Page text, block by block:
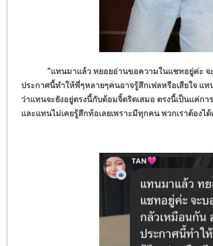
“แทนมาแล้ว ทยอยอ่านขอความในแชทอยู่ค่ะ จะ
ประกาศนี้ทำให้พี่ๆหลายๆคนอาจรู้สึกเฟลหรือเสียใจ แ
ว่าแทนจะยังอยู่ตรงนี้กับด้อมจิ้ดริดเสมอ ตรงนี้เป็นแค่ก
และแทนไม่เคยรู้สึกท้อเลยเพราะมีทุกคน พวกเราต้องไ